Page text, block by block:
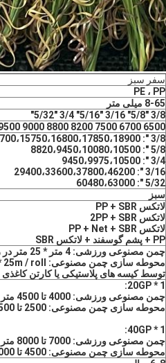
سفر سبز
PE ، PP
8-65 میلی متر
3/8 "5/8" 3/16 "5/16" 3/4 "5/32"
6500 6700 7500 8200 8800 9000 9500 10000 12500 13500
3/8 ": 12600،13650،14700،15750،16800،17850،18900
5/8 ": 8820،9450،10080،10500
3/4 ": 9450،9975،10500
3/16 ": 29400،33600،37800،46200
5/32 ": 60480،63000
سبز
لاتکس PP + SBR
لاتکس 2PP + SBR
لاتکس PP + Net + SBR
PP + پشم گوسفند + لاتکس SBR
چمن مصنوعی ورزشی: 4 متر * 25 متر در رول
محوطه سازی چمن مصنوعی: 4m * 25m / roll یا 2m * 25m / roll
توسط کیسه های پلاستیکی یا کارتن کاغذی PE بافته شده است
1 * 20GP:
چمن مصنوعی ورزشی: 4000 تا 4500 متر مربع
محوطه سازی چمن مصنوعی: 2500 تا 3500 متر مربع
1 * 40GP:
چمن مصنوعی ورزشی: 7000 تا 8000 متر مربع
محوطه سازی چمن مصنوعی: 4500 تا 5000 متر مربع